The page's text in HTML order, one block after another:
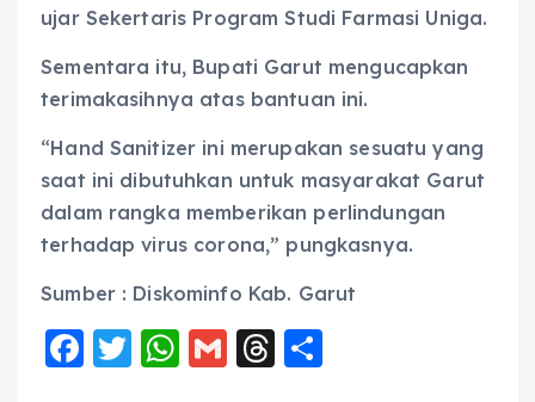
ujar Sekertaris Program Studi Farmasi Uniga.
Sementara itu, Bupati Garut mengucapkan
terimakasihnya atas bantuan ini.
“Hand Sanitizer ini merupakan sesuatu yang
saat ini dibutuhkan untuk masyarakat Garut
dalam rangka memberikan perlindungan
terhadap virus corona,” pungkasnya.
Sumber : Diskominfo Kab. Garut
F
T
W G T